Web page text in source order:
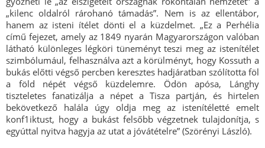
„kilenc oldalról rárohanó támadás”. Nem is az ellentábor,
hanem az isteni ítélet dönti el a küzdelmet. „Ez a Perhélia
című fejezet, amely az 1849 nyarán Magyarországon valóban
látható különleges légköri tüneményt teszi meg az istenítélet
szimbólumául, felhasználva azt a körülményt, hogy Kossuth a
bukás előtti végső percben keresztes hadjáratban szólította föl
a föld népét végső küzdelemre. Ödön apósa, Lánghy
tiszteletes fanatizálja a népet a Tisza partján, és hirtelen
bekövetkező halála úgy oldja meg az istenítéletté emelt
konf1iktust, hogy a bukást felsőbb végzetnek tulajdonítja, s
egyúttal nyitva hagyja az utat a jóvátételre” (Szörényi László).